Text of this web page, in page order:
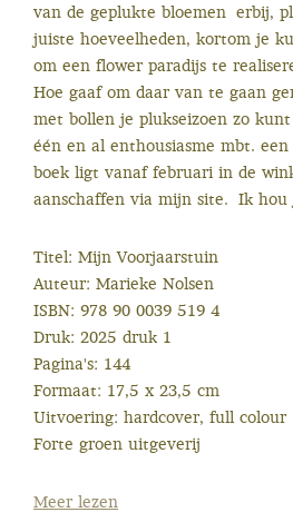
van de geplukte bloemen erbij,
juiste hoeveelheden, kortom je
om een flower paradijs te
Hoe gaaf om daar van te gaan
met bollen je plukseizoen zo
één en al enthousiasme mbt.
boek ligt vanaf februari in de
aanschaffen via mijn site. Ik hou
Titel: Mijn Voorjaarstuin
Auteur: Marieke Nolsen
ISBN: 978 90 0039 519 4
Druk: 2025 druk 1
Pagina's: 144
Formaat: 17,5 x 23,5 cm
Uitvoering: hardcover, full colour
Forte groen uitgeverij
Meer lezen